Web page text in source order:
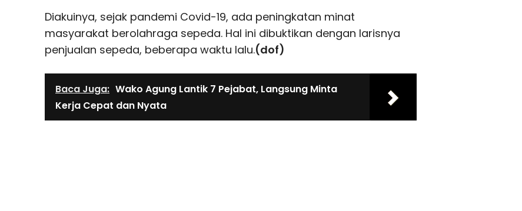
Diakuinya, sejak pandemi Covid-19, ada peningkatan minat
masyarakat berolahraga sepeda. Hal ini dibuktikan dengan larisnya
penjualan sepeda, beberapa waktu lalu.(dof)
Baca Juga: Wako Agung Lantik 7 Pejabat, Langsung Minta
Kerja Cepat dan Nyata